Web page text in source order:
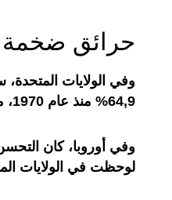
حرائق ضخمة
وفي الولايات
64,9% منذ عام 1970، ما أتاح زيادة متوسط العمر المتوقع للأميركيين بمقدار 1,4 سنة.
وفي أوروبا، كان
لوحظت في الولايات